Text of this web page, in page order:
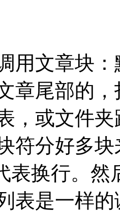
用文章块
章尾部的
，或文件
符分好多
表换行。
表是一样